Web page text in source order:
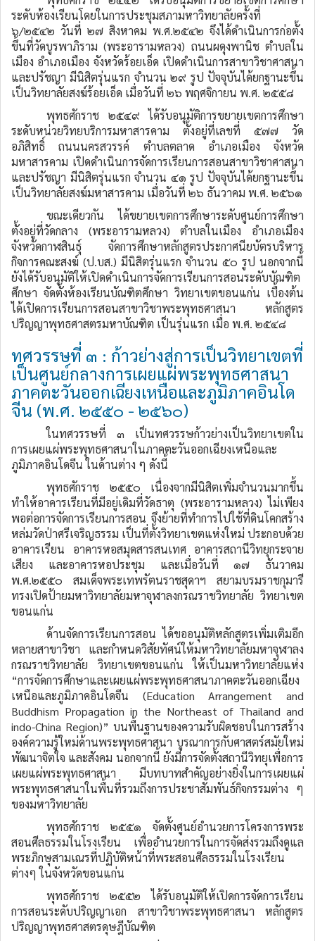
ระดับห้องเรียนโดยในการประชุมสภามหาวิทยาลัยครั้งที่
๖/๒๕๔๒ วันที่ ๒๗ สิงหาคม พ.ศ.๒๕๔๒ จึงได้ดำเนินการก่อตั้ง
ขึ้นที่วัดบูรพาภิราม (พระอารามหลวง) ถนนผดุงพานิช ตำบลใน
เมือง อำเภอเมือง จังหวัดร้อยเอ็ด เปิดดำเนินการสาขาวิชาศาสนา
และปรัชญา มีนิสิตรุ่นแรก จำนวน ๒๙ รูป ปัจจุบันได้ยกฐานะขึ้น
เป็นวิทยาลัยสงฆ์ร้อยเอ็ด เมื่อวันที่ ๒๖ พฤศจิกายน พ.ศ. ๒๕๕๘
พุทธศักราช ๒๕๔๙ ได้รับอนุมัติการขยายเขตการศึกษา
ระดับหน่วยวิทยบริการมหาสารคาม ตั้งอยู่ที่เลขที่ ๕๗๗ วัด
อภิสิทธิ์ ถนนนครสวรรค์ ตำบลตลาด อำเภอเมือง จังหวัด
มหาสารคาม เปิดดำเนินการจัดการเรียนการสอนสาขาวิชาศาสนา
และปรัชญา มีนิสิตรุ่นแรก จำนวน ๔๑ รูป ปัจจุบันได้ยกฐานะขึ้น
เป็นวิทยาลัยสงฆ์มหาสารคาม เมื่อวันที่ ๒๖ ธันวาคม พ.ศ. ๒๕๖๑
ขณะเดียวกัน ได้ขยายเขตการศึกษาระดับศูนย์การศึกษา
ตั้งอยู่ที่วัดกลาง (พระอารามหลวง) ตำบลในเมือง อำเภอเมือง
จังหวัดกาฬสินธุ์ จัดการศึกษาหลักสูตรประกาศนียบัตรบริหาร
กิจการคณะสงฆ์ (ป.บส.) มีนิสิตรุ่นแรก จำนวน ๕๐ รูป นอกจากนี้
ยังได้รับอนุมัติให้เปิดดำเนินการจัดการเรียนการสอนระดับบัณฑิต
ศึกษา จัดตั้งห้องเรียนบัณฑิตศึกษา วิทยาเขตขอนแก่น เบื้องต้น
ได้เปิดการเรียนการสอนสาขาวิชาพระพุทธศาสนา หลักสูตร
ปริญญาพุทธศาสตรมหาบัณฑิต เป็นรุ่นแรก เมื่อ พ.ศ. ๒๕๔๘
ทศวรรษที่ ๓ : ก้าวย่างสู่การเป็นวิทยาเขตที่
เป็นศูนย์กลางการเผยแผ่พระพุทธศาสนา
ภาคตะวันออกเฉียงเหนือและภูมิภาคอินโด
จีน (พ.ศ. ๒๕๕๐ - ๒๕๖๐)
ในทศวรรษที่ ๓ เป็นทศวรรษก้าวย่างเป็นวิทยาเขตใน
การเผยแผ่พระพุทธศาสนาในภาคตะวันออกเฉียงเหนือและ
ภูมิภาคอินโดจีน ในด้านต่าง ๆ ดังนี้
พุทธศักราช ๒๕๕๐ เนื่องจากมีนิสิตเพิ่มจำนวนมากขึ้น
ทำให้อาคารเรียนที่มีอยู่เดิมที่วัดธาตุ (พระอารามหลวง) ไม่เพียง
พอต่อการจัดการเรียนการสอน จึงย้ายที่ทำการไปใช้ที่ดินโคกสร้าง
หล่มวัดป่าศรีเจริญธรรม เป็นที่ตั้งวิทยาเขตแห่งใหม่ ประกอบด้วย
อาคารเรียน อาคารหอสมุดสารสนเทศ อาคารสถานีวิทยุกระจาย
เสียง และอาคารหอประชุม และเมื่อวันที่ ๑๗ ธันวาคม
พ.ศ.๒๕๕๐ สมเด็จพระเทพรัตนราชสุดาฯ สยามบรมราชกุมารี
ทรงเปิดป้ายมหาวิทยาลัยมหาจุฬาลงกรณราชวิทยาลัย วิทยาเขต
ขอนแก่น
ด้านจัดการเรียนการสอน ได้ขออนุมัติหลักสูตรเพิ่มเติมอีก
หลายสาขาวิชา และกำหนดวิสัยทัศน์ให้มหาวิทยาลัยมหาจุฬาลง
กรณราชวิทยาลัย วิทยาเขตขอนแก่น ให้เป็นมหาวิทยาลัยแห่ง
“การจัดการศึกษาและเผยแผ่พระพุทธศาสนาภาคตะวันออกเฉียง
เหนือและภูมิภาคอินโดจีน (Education Arrangement and
Buddhism Propagation in the Northeast of Thailand and
indo-China Region)” บนพื้นฐานของความรับผิดชอบในการสร้าง
องค์ความรู้ใหม่ด้านพระพุทธศาสนา บูรณาการกับศาสตร์สมัยใหม่
พัฒนาจิตใจ และสังคม นอกจากนี้ ยังมีการจัดตั้งสถานีวิทยุเพื่อการ
เผยแผ่พระพุทธศาสนา มีบทบาทสำคัญอย่างยิ่งในการเผยแผ่
พระพุทธศาสนาในพื้นที่รวมถึงการประชาสัมพันธ์กิจกรรมต่าง ๆ
ของมหาวิทยาลัย
พุทธศักราช ๒๕๕๑ จัดตั้งศูนย์อำนวยการโครงการพระ
สอนศีลธรรมในโรงเรียน เพื่ออำนวยการในการจัดส่งรวมถึงดูแล
พระภิกษุสามเณรที่ปฏิบัติหน้าที่พระสอนศีลธรรมในโรงเรียน
ต่างๆ ในจังหวัดขอนแก่น
พุทธศักราช ๒๕๕๒ ได้รับอนุมัติให้เปิดการจัดการเรียน
การสอนระดับปริญญาเอก สาขาวิชาพระพุทธศาสนา หลักสูตร
ปริญญาพุทธศาสตรดุษฎีบัณฑิต